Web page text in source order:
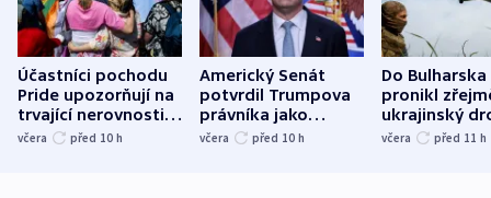
Účastníci pochodu
Pride upozorňují na
trvající nerovnosti i
společenskou
včera před 10 h
Americký Senát
potvrdil Trumpova
právníka jako
ministra
včera před 10 h
Do Bulharska
pronikl
ukrajinský
explodoval
včera před 11 h